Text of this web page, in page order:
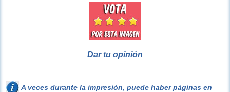
Dar tu opinión
A veces durante la impresión, puede haber páginas en